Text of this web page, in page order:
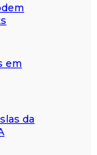
em
da